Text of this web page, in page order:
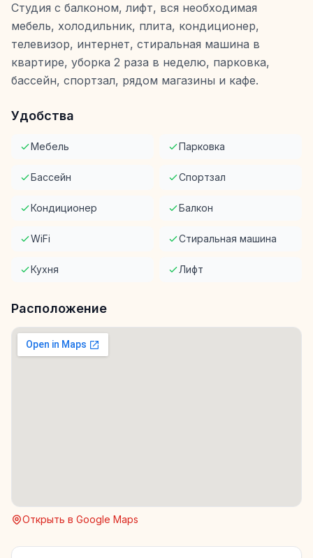
Студия с балконом, лифт, вся необходимая
мебель, холодильник, плита, кондиционер,
телевизор, интернет, стиральная машина в
квартире, уборка 2 раза в неделю, парковка,
бассейн, спортзал, рядом магазины и кафе.
Удобства
Мебель Парковка
Бассейн Спортзал
Кондиционер Балкон
WiFi Стиральная машина
Кухня Лифт
Расположение
Открыть в Google Maps